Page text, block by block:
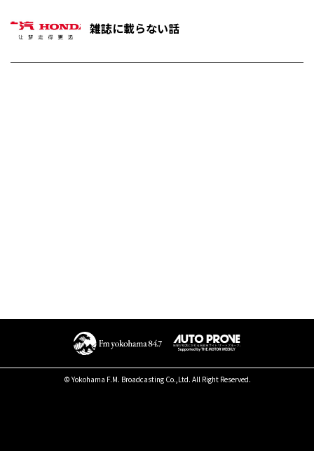
雑誌に載らない話
© Yokohama F.M. Broadcasting Co.,Ltd. All Right Reserved.